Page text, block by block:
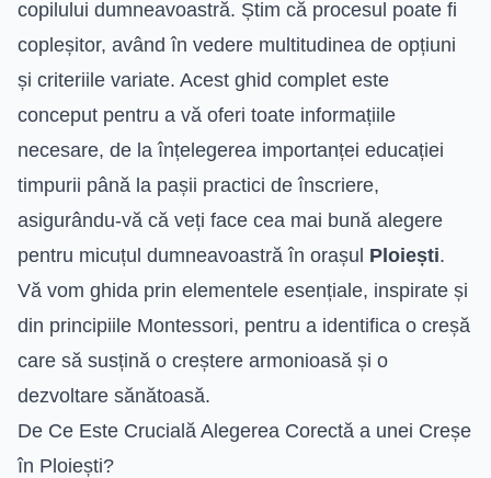
copilului dumneavoastră. Știm că procesul poate fi
copleșitor, având în vedere multitudinea de opțiuni
și criteriile variate. Acest ghid complet este
conceput pentru a vă oferi toate informațiile
necesare, de la înțelegerea importanței educației
timpurii până la pașii practici de înscriere,
asigurându-vă că veți face cea mai bună alegere
pentru micuțul dumneavoastră în orașul Ploiești.
Vă vom ghida prin elementele esențiale, inspirate și
din principiile Montessori, pentru a identifica o creșă
care să susțină o creștere armonioasă și o
dezvoltare sănătoasă.
De Ce Este Crucială Alegerea Corectă a unei Creșe
în Ploiești?